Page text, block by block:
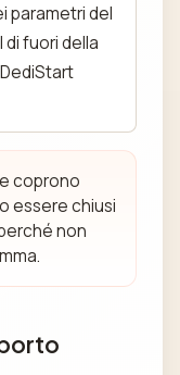
parametri del
fuori della
coprono
essere chiusi
non